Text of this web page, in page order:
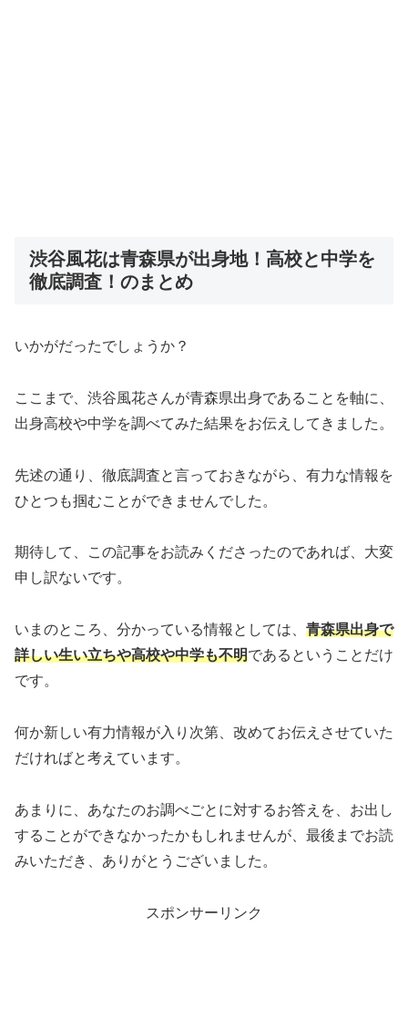
渋谷風花は青森県が出身地！高校と中学を
徹底調査！のまとめ
いかがだったでしょうか？
ここまで、渋谷風花さんが青森県出身であることを軸に、
出身高校や中学を調べてみた結果をお伝えしてきました。
先述の通り、徹底調査と言っておきながら、有力な情報を
ひとつも掴むことができませんでした。
期待して、この記事をお読みくださったのであれば、大変
申し訳ないです。
いまのところ、分かっている情報としては、 青森県出身で
詳しい生い立ちや高校や中学も不明であるということだけ
です。
何か新しい有力情報が入り次第、改めてお伝えさせていた
だければと考えています。
あまりに、あなたのお調べごとに対するお答えを、お出し
することができなかったかもしれませんが、最後までお読
みいただき、ありがとうございました。
スポンサーリンク